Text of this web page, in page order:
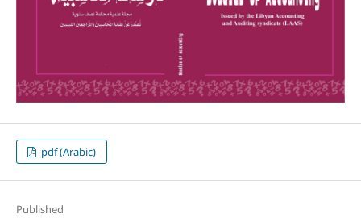
pdf (Arabic)
Published